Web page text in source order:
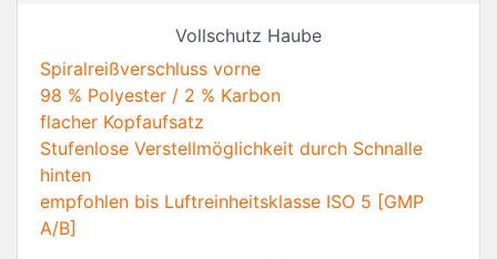
Vollschutz Haube
Spiralreißverschluss vorne
98 % Polyester / 2 % Karbon
flacher Kopfaufsatz
Stufenlose Verstellmöglichkeit durch Schnalle
hinten
empfohlen bis Luftreinheitsklasse ISO 5 [GMP
A/B]